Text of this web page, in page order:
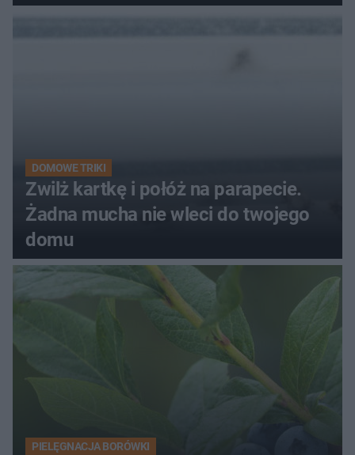
kobiety
DOMOWE TRIKI
Zwilż kartkę i połóż na parapecie.
Żadna mucha nie wleci do twojego
domu
PIELĘGNACJA BORÓWKI